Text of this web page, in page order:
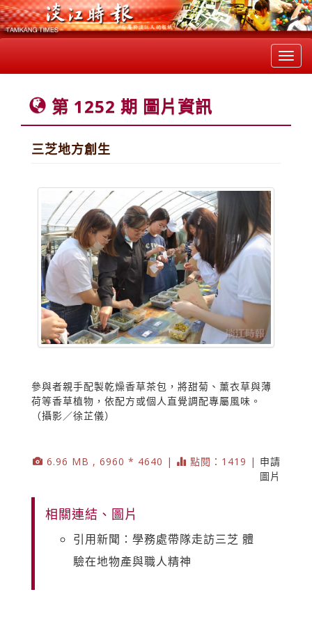
第 1252 期 圖片資訊
三芝地方創生
參與者親手配製乾燥香草茶包，將甜菊、薰衣草與薄
荷等香草植物，依配方或個人直覺調配專屬風味。
（攝影／徐芷儀）
6.96 MB , 6960 * 4640 | 點閱：1419 | 申請
圖片
相關連結、圖片
引用新聞：學務處帶隊走訪三芝 體
驗在地物產與職人精神